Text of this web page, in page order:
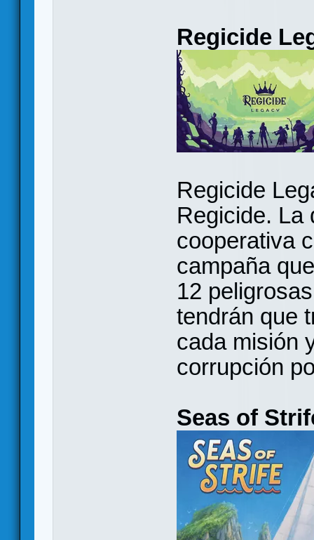
Regicide
Regicide
Regicide. La
cooperativa
campaña
12
tendrán que
cada misión
corrupción
Seas of